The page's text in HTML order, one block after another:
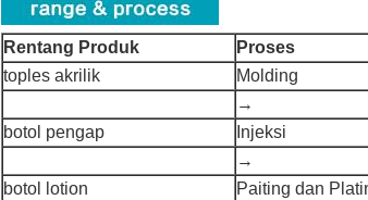
Rentang Produk
Proses
toples akrilik
Molding
→
botol pengap
Injeksi
→
botol lotion
Paiting dan